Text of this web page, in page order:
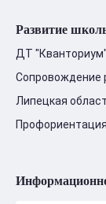
Развитие
ДТ
Сопровождение
Липецкая
Профориентация